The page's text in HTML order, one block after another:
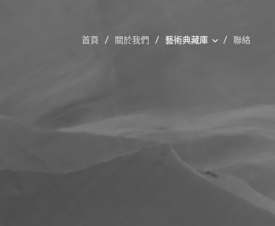
首頁 關於我們 藝術典藏庫 聯絡